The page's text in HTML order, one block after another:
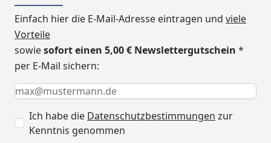
Dachüberstand
rechts: 30 cm
Dachfläche
23,93 m²
(optional erhältlich - siehe
Reiter "Zubehör")
Einfach hier die E-Mail-Adresse eintragen und viele
Vorteile
sowiesofort einen 5,00 € Newslettergutschein *
per E-Mail sichern:
Keine Eingabe erforderlich
Eingabe erforderlich
E-Mail *
Ich habe die Datenschutzbestimmungen zur
Kenntnis genommen